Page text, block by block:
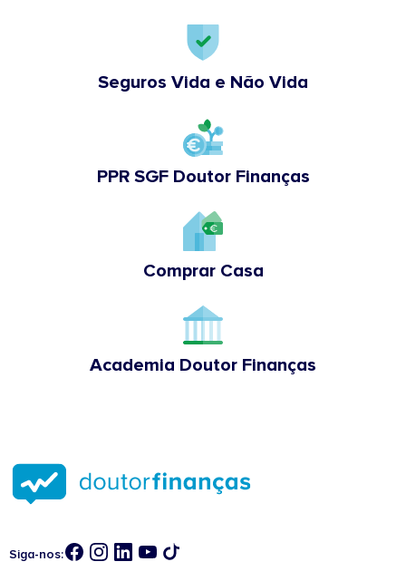
Seguros Vida e Não Vida
PPR SGF Doutor Finanças
Comprar Casa
Academia Doutor Finanças
Siga-nos: